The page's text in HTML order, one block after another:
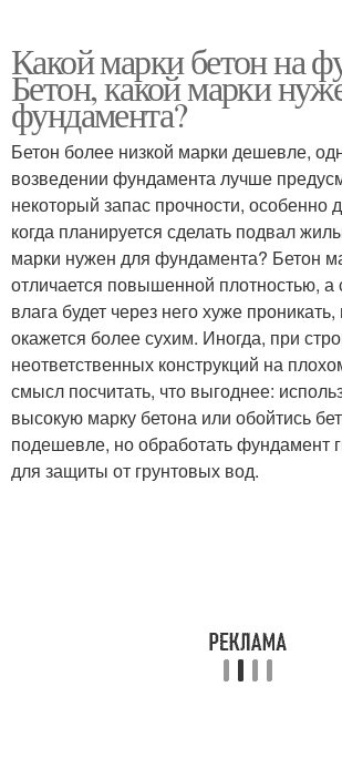
Какой марки бетон на
Бетон, какой марки
фундамента?
Бетон более низкой марки дешевле,
возведении фундамента лучше
некоторый запас прочности, особенно
когда планируется сделать подвал
марки нужен для фундамента? Бетон
отличается повышенной плотностью, а
влага будет через него хуже
окажется более сухим. Иногда, при
неответственных конструкций на
смысл посчитать, что выгоднее:
высокую марку бетона или обойтись
подешевле, но обработать фундамент
для защиты от грунтовых вод.